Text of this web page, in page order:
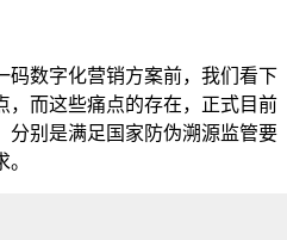
数字化营销方案前，我们看下
，而这些痛点的存在，正式目前
分别是满足国家防伪溯源监管要